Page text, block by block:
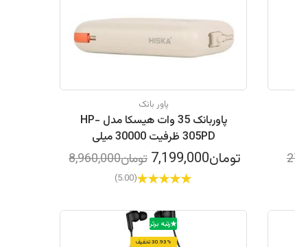
پاور بانک
پاوربانک 35 وات هیسکا مدل HP-
305PD ظرفیت 30000 میلی
آمپرساعت
تومان7,199,000 تومان8,960,000
(5.00)
رتبه برتر
30.93% تخفیف